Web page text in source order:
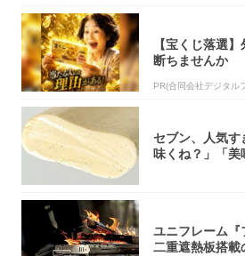
【宝くじ落選
断ちませんか
PR(合同会社デジタル
セブン、人気
味くね？」「美
ユニフレーム『
二重遮熱板搭載